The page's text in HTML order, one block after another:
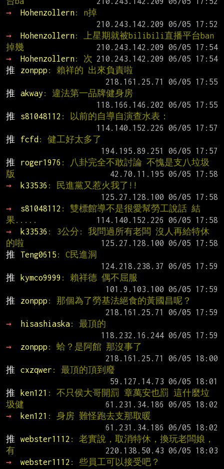
→
Hohenzollern: n掉
→
Hohenzollern: 上星期就被bilibili直播平台ban
掉幾
→
Hohenzollern: 次
推
zonppp : 賴祥的 出來負責啦
推
akway : 違法第一品牌健身房
推
s81048112 : 以前的自導自演查水表：
推
fcfd : 健工好太多了
推
roger1976 : 八卦完全不敢討論 不愧是支八垃圾
版
→
k33536 : 民進黨又惹火我了!!
→
s81048112 : 雙標館導不是很愛幫勞工說話 結
果.....
→
k33536 : 3公分: 我問過所有老闆 沒人再給特休
的啦
推
Teng0615 : C民進洞
推
kymco9999 : 賴祥德 偶不屈服
推
zonppp : 那個為了勞基法絕食的黃國昌呢？
→
hisashiaska: 最頂的
→
zonppp : 蛤？是阿館 那沒事了
推
cxzqwer : 最頂的頂到廢
推
ken121 : 不只侯大哥開罰 章萬安也罰 這什麼垃
圾健
→
ken121 : 身房 難怪跑去支那取暖
推
webster1112 : 老實說，取消特休，換玩老闆娘，
有
→
webster1112 : 些員工可以接受吧？